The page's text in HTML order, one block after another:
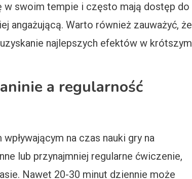
w swoim tempie i często mają dostęp do
angażującą. Warto również zauważyć, że
najlepszych efektów w krótszym
a regularność
na czas nauki gry na
lub przynajmniej regularne ćwiczenie,
Nawet 20-30 minut dziennie może